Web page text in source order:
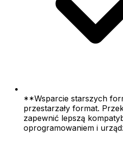
**Wsparcie starszych
przestarzały format.
zapewnić lepszą
oprogramowaniem i